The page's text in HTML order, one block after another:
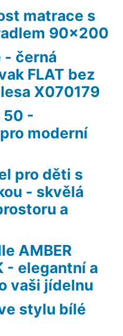
matrace s
90×200
- černá
FLAT bez
X070179
50 -
moderní
pro děti s
- skvělá
a
AMBER
- elegantní a
vaši jídelnu
stylu bílé